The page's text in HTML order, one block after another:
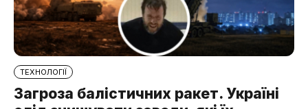
ТЕХНОЛОГІЇ
Загроза балістичних ракет. Україні